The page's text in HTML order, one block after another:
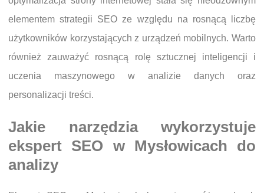
elementem strategii SEO ze względu na rosnącą liczbę
użytkowników korzystających z urządzeń mobilnych. Warto
również zauważyć rosnącą rolę sztucznej inteligencji i
uczenia maszynowego w analizie danych oraz
personalizacji treści.
Jakie narzędzia wykorzystuje
ekspert SEO w Mysłowicach do
analizy